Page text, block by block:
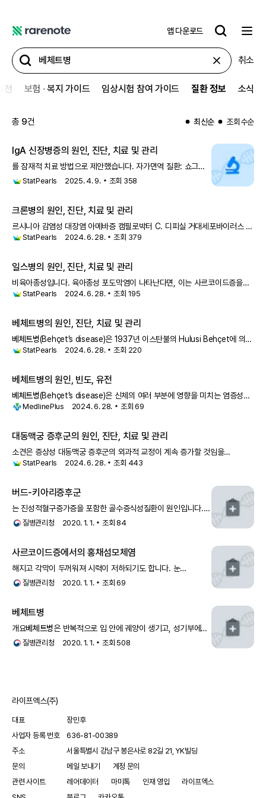
어
노
트
앱 다운로드
취소
천 보험 ∙ 복지 가이드 임상시험 참여 가이드 질환 정보 소식
총 9건 최신순 조회수순
IgA 신장병증의 원인, 진단, 치료 및 관리
를 잠재적 치료 방법으로 제안했습니다. 자가면역 질환: 쇼그렌
증후군, 척추관절염, 전신성 홍반성 루푸스,
StatPearls 2025. 4. 9. 조회 358
크론병의 원인, 진단, 치료 및 관리
르시니아 감염성 대장염 아메바증 캠필로박터 C. 디피실 거대세포바이러스 E.
콜리 살모넬라 시겔라 비감염성 베체트병일반 변이 면역 결핍증 게실염 약물
StatPearls 2024. 6. 28. 조회 379
일스병의 원인, 진단, 치료 및 관리
비육아종성입니다. 육아종성 포도막염이 나타난다면, 이는 사르코이드증을
시사합니다. 하포피온이 있는 경우,베체트병
유리체
StatPearls 2024. 6. 28. 조회 195
베체트병의 원인, 진단, 치료 및 관리
베체트병(Behçet’s disease)은 1937년 이스탄불의 Hulusi Behçet에 의해
처음으로 설명되었으
StatPearls 2024. 6. 28. 조회 220
베체트병의 원인, 빈도, 유전
베체트병(Behçet’s disease)은 신체의 여러 부분에 영향을 미치는 염증성
질환입니다.베체트병과 관련된
MedlinePlus 2024. 6. 28. 조회69
대동맥궁 증후군의 원인, 진단, 치료 및 관리
소견은 증상성 대동맥궁 증후군의 외과적 교정이 계속 증가할 것임을
시사합니다. 대동맥 축착 동맥경화증 베체트병
StatPearls 2024. 6. 28. 조회 443
버드-키아리증후군
는 진성적혈구증가증을 포함한 골수증식성질환이 원인입니다.
이외의 원인으로는 고형종양, 발작성야간혈색쇼뇨증,
질병관리청 2020. 1. 1. 조회84
사르코이드증에서의 홍채섬모체염
해지고 각막이 두꺼워져 시력이 저하되기도 합니다. 눈
사르코이드증의 경우 눈 베체트병 과 비교되는 경우가 많은데,
질병관리청 2020. 1. 1. 조회69
베체트병
개요베체트병은 반복적으로 입 안에 궤양이 생기고, 성기부에
궤양이 발생하며, 경우에 따라서는 눈 안에 염증이 발생해서
질병관리청 2020. 1. 1. 조회 508
라이프엑스(주)
대표
장민후
사업자 등록 번호
636-81-00389
주소
서울특별시 강남구 봉은사로 82길 21, YK빌딩
문의
메일 보내기
계정 문의
관련 사이트
레어데이터 마미톡 인재 영입
라이프엑스